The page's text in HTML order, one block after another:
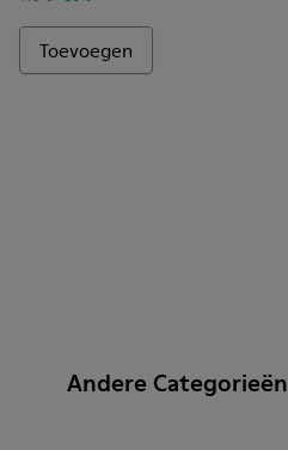
Toevoegen
Andere Categorieën